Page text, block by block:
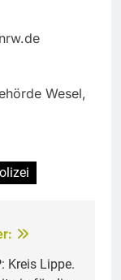
Wesel,
Kreis Lippe.